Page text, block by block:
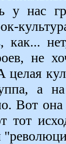
у нас
как...
не
Вот
тот